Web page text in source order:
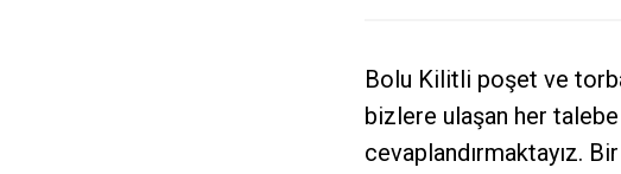
Bolu Kilitli poşet ve
bizlere ulaşan her
cevaplandırmaktayız.